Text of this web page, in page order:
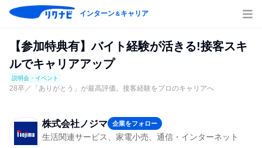
インターン＆キャリア
【参加特典有】バイト経験が活きる!接客スキ
ルでキャリアアップ
説明会・イベント
28卒／「ありがとう」が最高評価。接客経験をプロのキャリアへ
株式会社ノジマ 企業をフォロー
生活関連サービス、家電小売、通信・インターネット